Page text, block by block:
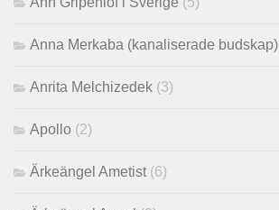
Anna Merkaba (kanaliserade budskap)
Anrita Melchizedek (3)
Apollo (2)
Ärkeängel Ametist (6)